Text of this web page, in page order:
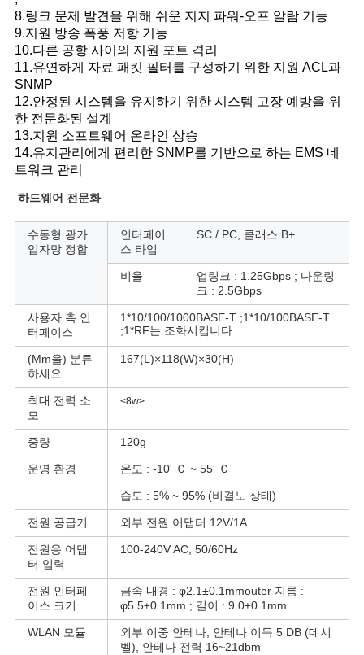
8.링크 문제 발견을 위해 쉬운 지지 파워-오프 알람 기능
9.지원 방송 폭풍 저항 기능
10.다른 공항 사이의 지원 포트 격리
11.유연하게 자료 패킷 필터를 구성하기 위한 지원 ACL과
SNMP
12.안정된 시스템을 유지하기 위한 시스템 고장 예방을 위
한 전문화된 설계
13.지원 소프트웨어 온라인 상승
14.유지관리에게 편리한 SNMP를 기반으로 하는 EMS 네
트워크 관리
하드웨어 전문화
수동형 광가
입자망 정합
인터페이
스 타입
SC / PC, 클래스 B+
비율
업링크 : 1.25Gbps ; 다운링
크 : 2.5Gbps
사용자 측 인
터페이스
1*10/100/1000BASE-T ;1*10/100BASE-T
;1*RF는 조화시킵니다
(Mm을) 분류
하세요
167(L)×118(W)×30(H)
최대 전력 소
모
<8w>
중량 120g
운영 환경 온도 : -10' Ｃ ~ 55' Ｃ
습도 : 5% ~ 95% (비결노 상태)
전원 공급기 외부 전원 어댑터 12V/1A
전원용 어댑
터 입력
100-240V AC, 50/60Hz
전원 인터페
이스 크기
금속 내경 : φ2.1±0.1mmouter 지름 :
φ5.5±0.1mm ; 길이 : 9.0±0.1mm
WLAN 모듈
외부 이중 안테나, 안테나 이득 5 DB (데시
벨), 안테나 전력 16~21dbm